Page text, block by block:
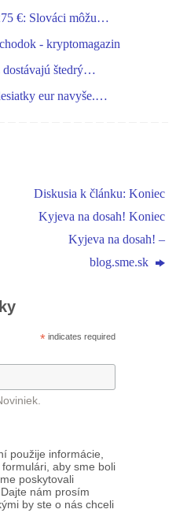
€: Slováci môžu…
- kryptomagazin
dostávajú štedrý…
eur navyše.…
Diskusia k článku: Koniec
Kyjeva na dosah! Koniec
Kyjeva na dosah! –
blog.sme.sk
* indicates required
použije informácie,
aby sme boli
poskytovali
nám prosím
by ste o nás chceli